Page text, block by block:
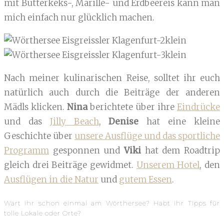
mit Butterkeks-, Marille- und Erdbeereis kann man
mich einfach nur glücklich machen.
Nach meiner kulinarischen Reise, solltet ihr euch
natürlich auch durch die Beiträge der anderen
Mädls klicken. Ninaberichtete über ihre Eindrücke
und das Jilly Beach,Denise hat eine kleine
Geschichte über unsere Ausflüge und das sportliche
Programm gesponnen undViki hat dem Roadtrip
gleich drei Beiträge gewidmet. Unserem Hotel, den
Ausflügen in die Natur und gutem Essen.
Wart ihr schon einmal am Wörthersee? Habt ihr Tipps für
tolle Lokale oder Orte?